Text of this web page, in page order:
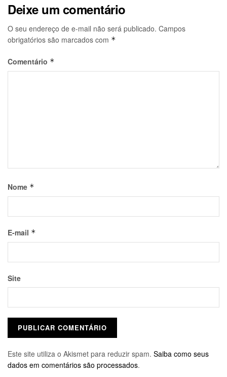
Deixe um comentário
O seu endereço de e-mail não será publicado. Campos
obrigatórios são marcados com *
Comentário *
Nome *
E-mail *
Site
Este site utiliza o Akismet para reduzir spam. Saiba como seus
dados em comentários são processados.